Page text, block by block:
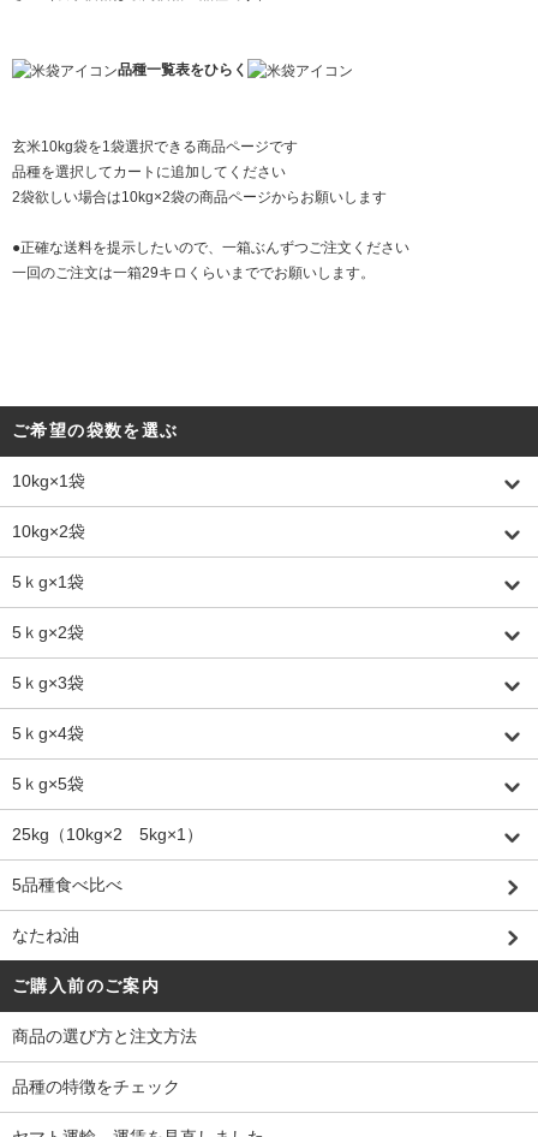
品種一覧表をひらく
玄米10kg袋を1袋選択できる商品ページです
品種を選択してカートに追加してください
2袋欲しい場合は10kg×2袋の商品ページからお願いします
●正確な送料を提示したいので、一箱ぶんずつご注文ください
一回のご注文は一箱29キロくらいまででお願いします。
ご希望の袋数を選ぶ
10kg×1袋
10kg×2袋
5ｋg×1袋
5ｋg×2袋
5ｋg×3袋
5ｋg×4袋
5ｋg×5袋
25kg（10kg×2 5kg×1）
5品種食べ比べ
なたね油
ご購入前のご案内
商品の選び方と注文方法
品種の特徴をチェック